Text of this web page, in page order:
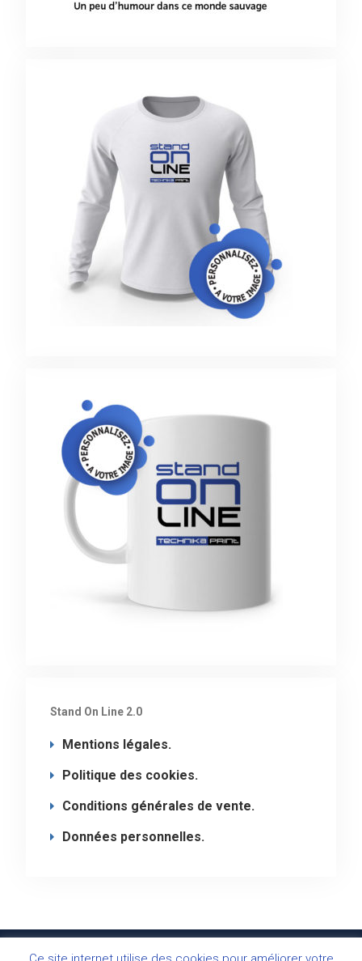
Stand On Line 2.0
Mentions légales.
Politique des cookies.
Conditions générales de vente.
Données personnelles.
Stand On Line - Copyright 2020 © Tous droits